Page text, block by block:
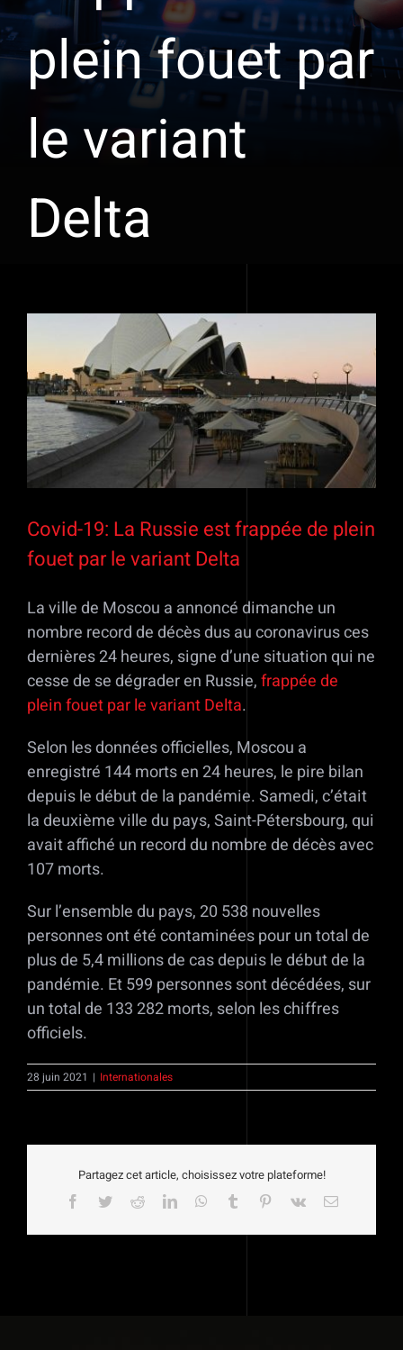
plein fouet par
le variant
Delta
agrandie
Covid-19: La Russie est frappée de plein
fouet par le variant Delta
La ville de Moscou a annoncé dimanche un
nombre record de décès dus au coronavirus ces
dernières 24 heures, signe d’une situation qui ne
cesse de se dégrader en Russie,frappée de
plein fouet par le variant Delta.
Selon les données officielles, Moscou a
enregistré 144 morts en 24 heures, le pire bilan
depuis le début de la pandémie. Samedi, c’était
la deuxième ville du pays, Saint-Pétersbourg, qui
avait affiché un record du nombre de décès avec
107 morts.
Sur l’ensemble du pays, 20 538 nouvelles
personnes ont été contaminées pour un total de
plus de 5,4 millions de cas depuis le début de la
pandémie. Et 599 personnes sont décédées, sur
un total de 133 282 morts, selon les chiffres
officiels.
28 juin 2021 | Internationales
Partagez cet article, choisissez votre plateforme!
Facebook
TwitterRedditLinkedInWhatsApp
Tumblr Pinterest
Vk Email